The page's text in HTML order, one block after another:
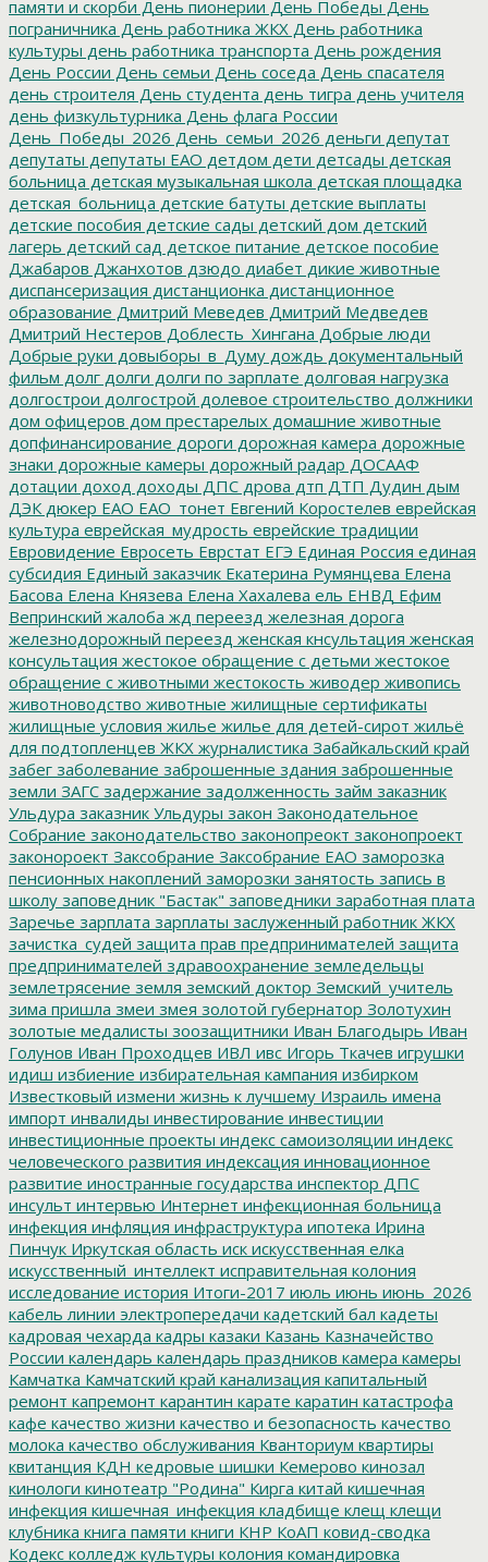
памяти и скорби День пионерии День Победы День
пограничника День работника ЖКХ День работника
культуры день работника транспорта День рождения
День России День семьи День соседа День спасателя
день строителя День студента день тигра день учителя
день физкультурника День флага России
День_Победы_2026 День_семьи_2026 деньги депутат
депутаты депутаты ЕАО детдом дети детсады детская
больница детская музыкальная школа детская площадка
детская_больница детские батуты детские выплаты
детские пособия детские сады детский дом детский
лагерь детский сад детское питание детское пособие
Джабаров Джанхотов дзюдо диабет дикие животные
диспансеризация дистанционка дистанционное
образование Дмитрий Меведев Дмитрий Медведев
Дмитрий Нестеров Доблесть_Хингана Добрые люди
Добрые руки довыборы_в_Думу дождь документальный
фильм долг долги долги по зарплате долговая нагрузка
долгострои долгострой долевое строительство должники
дом офицеров дом престарелых домашние животные
допфинансирование дороги дорожная камера дорожные
знаки дорожные камеры дорожный радар ДОСААФ
дотации доход доходы ДПС дрова дтп ДТП Дудин дым
ДЭК дюкер ЕАО ЕАО_тонет Евгений Коростелев еврейская
культура еврейская_мудрость еврейские традиции
Евровидение Евросеть Еврстат ЕГЭ Единая Россия единая
субсидия Единый заказчик Екатерина Румянцева Елена
Басова Елена Князева Елена Хахалева ель ЕНВД Ефим
Вепринский жалоба жд переезд железная дорога
железнодорожный переезд женская кнсультация женская
консультация жестокое обращение с детьми жестокое
обращение с животными жестокость живодер живопись
животноводство животные жилищные сертификаты
жилищные условия жилье жилье для детей-сирот жильё
для подтопленцев ЖКХ журналистика Забайкальский край
забег заболевание заброшенные здания заброшенные
земли ЗАГС задержание задолженность займ заказник
Ульдура заказник Ульдуры закон Законодательное
Собрание законодательство законопреокт законопроект
законороект Заксобрание Заксобрание ЕАО заморозка
пенсионных накоплений заморозки занятость запись в
школу заповедник "Бастак" заповедники заработная плата
Заречье зарплата зарплаты заслуженный работник ЖКХ
зачистка_судей защита прав предпринимателей защита
предпринимателей здравоохранение земледельцы
землетрясение земля земский доктор Земский_учитель
зима пришла змеи змея золотой губернатор Золотухин
золотые медалисты зоозащитники Иван Благодырь Иван
Голунов Иван Проходцев ИВЛ ивс Игорь Ткачев игрушки
идиш избиение избирательная кампания избирком
Известковый измени жизнь к лучшему Израиль имена
импорт инвалиды инвестирование инвестиции
инвестиционные проекты индекс самоизоляции индекс
человеческого развития индексация инновационное
развитие иностранные государства инспектор ДПС
инсульт интервью Интернет инфекционная больница
инфекция инфляция инфраструктура ипотека Ирина
Пинчук Иркутская область иск искусственная елка
искусственный_интеллект исправительная колония
исследование история Итоги-2017 июль июнь июнь_2026
кабель линии электропередачи кадетский бал кадеты
кадровая чехарда кадры казаки Казань Казначейство
России календарь календарь праздников камера камеры
Камчатка Камчатский край канализация капитальный
ремонт капремонт карантин карате каратин катастрофа
кафе качество жизни качество и безопасность качество
молока качество обслуживания Кванториум квартиры
квитанция КДН кедровые шишки Кемерово кинозал
кинологи кинотеатр "Родина" Кирга китай кишечная
инфекция кишечная_инфекция кладбище клещ клещи
клубника книга памяти книги КНР КоАП ковид-сводка
Кодекс колледж культуры колония командировка